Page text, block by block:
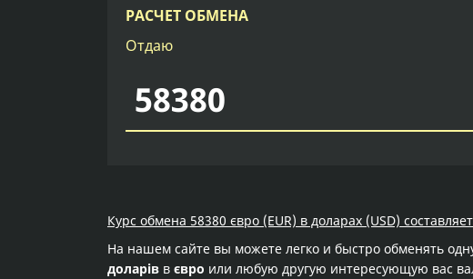
РАСЧЕТ ОБМЕНА
Отдаю
Курс обмена 58380 євро (EUR) в доларах (USD)
На нашем сайте вы можете легко и быстро обменять
доларів в євро или любую другую интересующую вас